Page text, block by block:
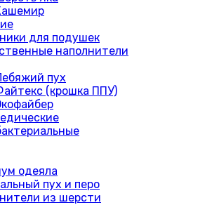
для подушек
наполнители
пух
(крошка ППУ)
одеяла
пух и перо
из шерсти